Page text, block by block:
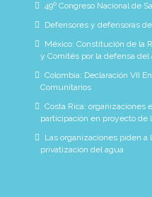
49º Congreso Nacional de
Defensores y defensoras
México: Constitución de la
y Comités por la defensa del
Colombia: Declaración VII
Comunitarios
Costa Rica: organizaciones
participación en proyecto de
Las organizaciones piden a
privatización del agua